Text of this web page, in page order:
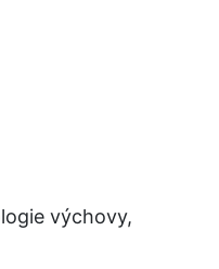
výchovy,